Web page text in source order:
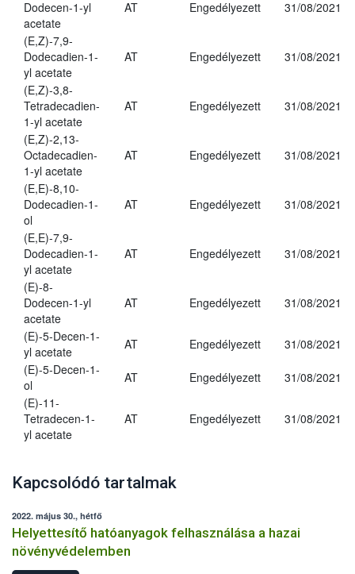
Dodecen-1-yl
acetate
AT Engedélyezett 31/08/2021
(E,Z)-7,9-
Dodecadien-1-
yl acetate
AT Engedélyezett 31/08/2021
(E,Z)-3,8-
Tetradecadien-
1-yl acetate
AT Engedélyezett 31/08/2021
(E,Z)-2,13-
Octadecadien-
1-yl acetate
AT Engedélyezett 31/08/2021
(E,E)-8,10-
Dodecadien-1-
ol
AT Engedélyezett 31/08/2021
(E,E)-7,9-
Dodecadien-1-
yl acetate
AT Engedélyezett 31/08/2021
(E)-8-
Dodecen-1-yl
acetate
AT Engedélyezett 31/08/2021
(E)-5-Decen-1-
yl acetate
AT Engedélyezett
31/08/2021
(E)-5-Decen-1-
ol
AT Engedélyezett
31/08/2021
(E)-11-
Tetradecen-1-
yl acetate
AT Engedélyezett 31/08/2021
Kapcsolódó tartalmak
2022. május 30., hétfő
Helyettesítő hatóanyagok felhasználása a hazai
növényvédelemben